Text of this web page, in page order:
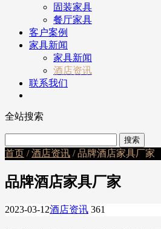
固装家具
餐厅家具
客户案例
家具新闻
家具新闻
酒店资讯
联系我们
全站搜索
首页 /酒店资讯 / 品牌酒店家具厂家
品牌酒店家具厂家
2023-03-12酒店资讯 361